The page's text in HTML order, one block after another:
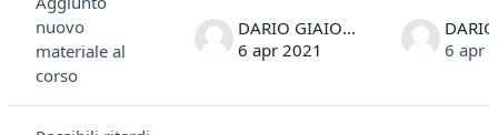
nuovo
materiale al
corso
DARIO GIAIOTTI
6 apr 2021
6 apr